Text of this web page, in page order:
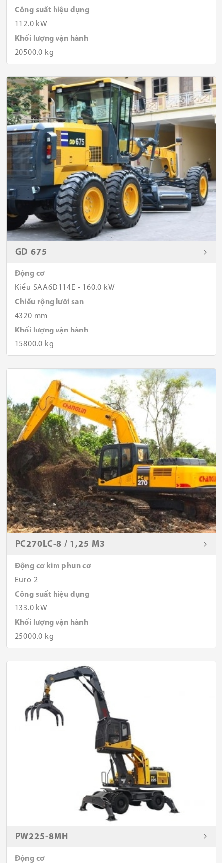
Công suất hiệu dụng
112.0 kW
Khối lượng vận hành
20500.0 kg
GD 675
Động cơ
Kiểu SAA6D114E - 160.0 kW
Chiều rộng lưỡi san
4320 mm
Khối lượng vận hành
15800.0 kg
PC270LC-8 / 1,25 M3
Động cơ kim phun cơ
Euro 2
Công suất hiệu dụng
133.0 kW
Khối lượng vận hành
25000.0 kg
PW225-8MH
Động cơ